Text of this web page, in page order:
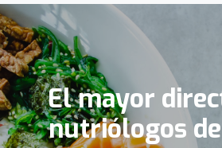
El mayor
nutriólogos